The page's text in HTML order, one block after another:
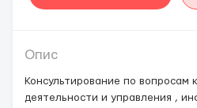
Опис
Консультирование по вопросам
деятельности и управления ,